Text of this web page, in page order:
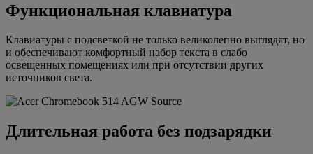
Функциональная клавиатура
Клавиатуры с подсветкой не только великолепно выглядят, но
и обеспечивают комфортный набор текста в слабо
освещенных помещениях или при отсутствии других
источников света.
Длительная работа без подзарядки